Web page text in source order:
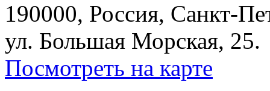
190000, Россия, Санкт-
ул. Большая Морская, 25.
Посмотреть на карте